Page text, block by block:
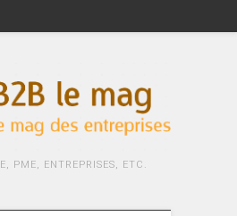
PME, ENTREPRISES, ETC.